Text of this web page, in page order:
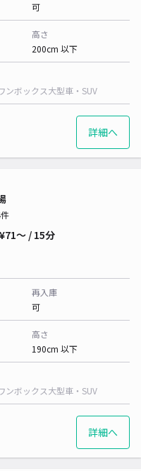
可
高さ
200cm 以下
ンボックス大型車・SUV
詳細へ
¥71〜 / 15分
再入庫
可
高さ
190cm 以下
ンボックス大型車・SUV
詳細へ